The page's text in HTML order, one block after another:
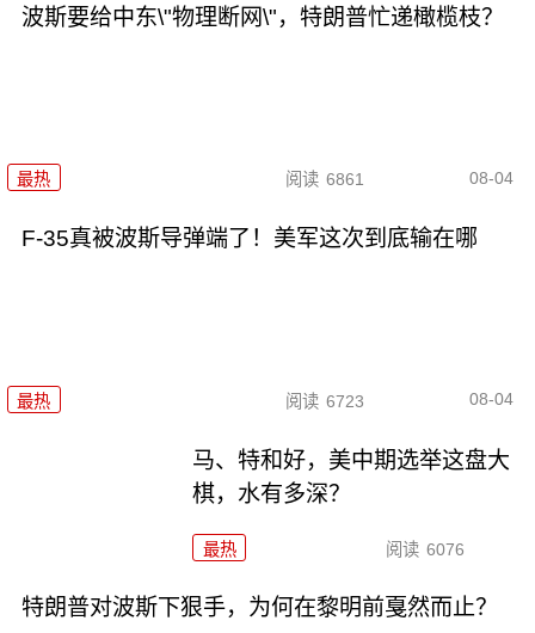
波斯要给中东\"物理断网\"，特朗普忙递橄榄枝？
最热 阅读 6861 08-04
F-35真被波斯导弹端了！美军这次到底输在哪
最热 阅读 6723 08-04
马、特和好，美中期选举这盘大
棋，水有多深？
最热 阅读 6076
特朗普对波斯下狠手，为何在黎明前戛然而止？